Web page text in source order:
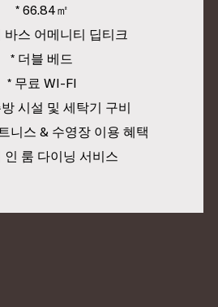
* 66.84㎡
바스 어메니티 딥티크
* 더블 베드
* 무료 WI-FI
시설 및 세탁기 구비
니스 & 수영장 이용 혜택
인 룸 다이닝 서비스